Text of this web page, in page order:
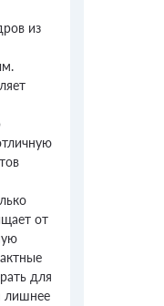
из
от
для
лишнее